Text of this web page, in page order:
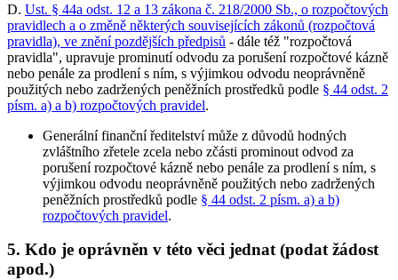
D. Ust. § 44a odst. 12 a 13 zákona č. 218/2000 Sb., o rozpočtových
pravidlech a o změně některých souvisejících zákonů (rozpočtová
pravidla), ve znění pozdějších předpisů - dále též "rozpočtová
pravidla", upravuje prominutí odvodu za porušení rozpočtové kázně
nebo penále za prodlení s ním, s výjimkou odvodu neoprávněně
použitých nebo zadržených peněžních prostředků podle § 44 odst. 2
písm. a) a b) rozpočtových pravidel.
Generální finanční ředitelství může z důvodů hodných
zvláštního zřetele zcela nebo zčásti prominout odvod za
porušení rozpočtové kázně nebo penále za prodlení s ním, s
výjimkou odvodu neoprávněně použitých nebo zadržených
peněžních prostředků podle § 44 odst. 2 písm. a) a b)
rozpočtových pravidel.
5. Kdo je oprávněn v této věci jednat (podat žádost
apod.)